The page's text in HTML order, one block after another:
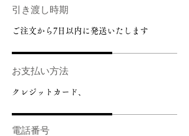
引き渡し時期
ご注文から7日以内に発送いたします
お支払い方法
クレジットカード、
電話番号